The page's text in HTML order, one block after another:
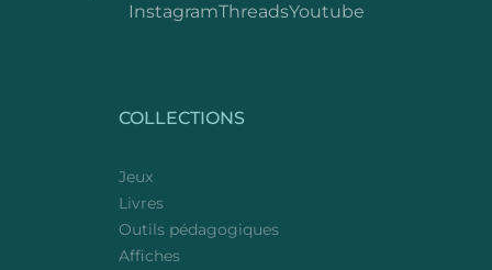
InstagramThreadsYoutube
COLLECTIONS
Jeux
Livres
Outils pédagogiques
Affiches